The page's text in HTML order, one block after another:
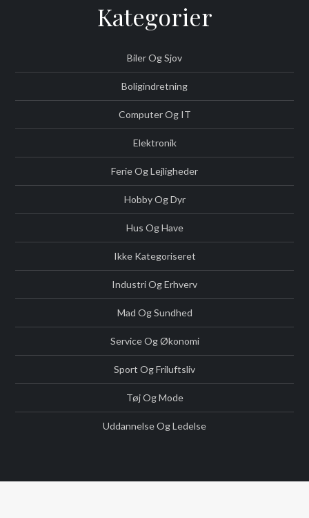
Kategorier
Biler Og Sjov
Boligindretning
Computer Og IT
Elektronik
Ferie Og Lejligheder
Hobby Og Dyr
Hus Og Have
Ikke Kategoriseret
Industri Og Erhverv
Mad Og Sundhed
Service Og Økonomi
Sport Og Friluftsliv
Tøj Og Mode
Uddannelse Og Ledelse